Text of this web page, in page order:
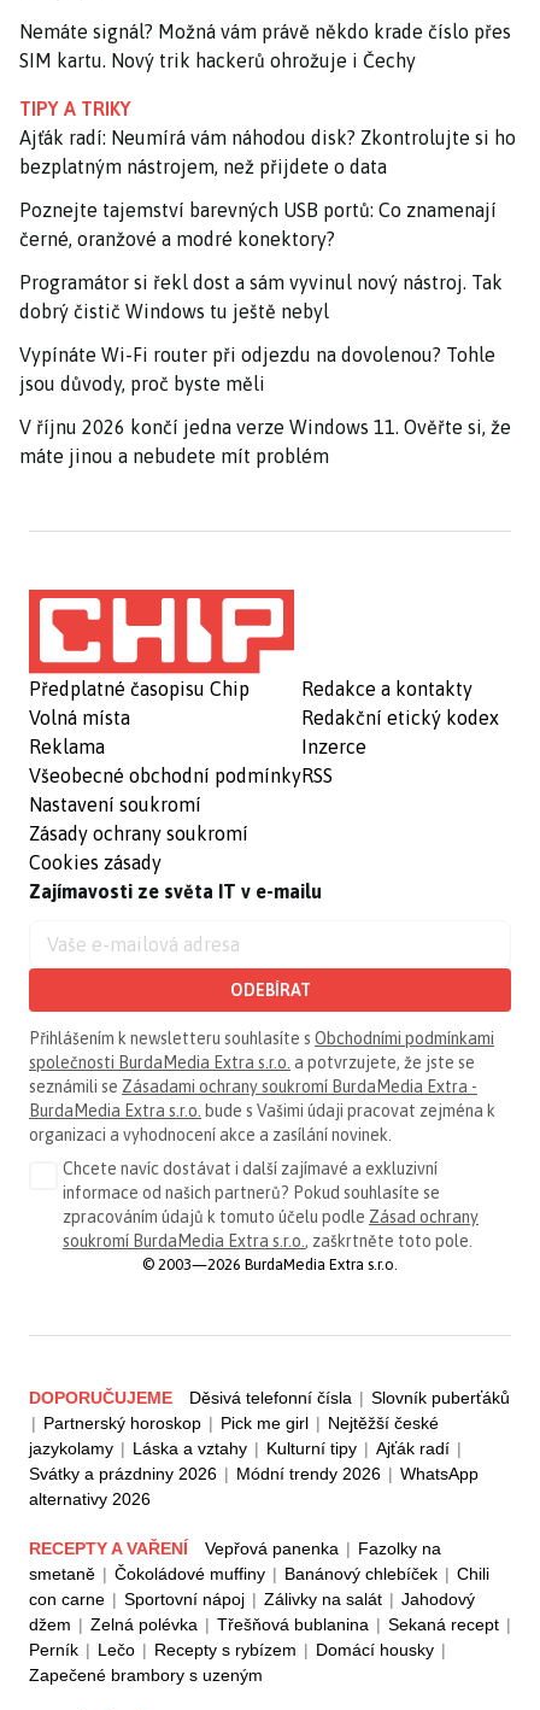
Nemáte signál? Možná vám právě někdo krade číslo přes
SIM kartu. Nový trik hackerů ohrožuje i Čechy
TIPY A TRIKY
Ajťák radí: Neumírá vám náhodou disk? Zkontrolujte si ho
bezplatným nástrojem, než přijdete o data
Poznejte tajemství barevných USB portů: Co znamenají
černé, oranžové a modré konektory?
Programátor si řekl dost a sám vyvinul nový nástroj. Tak
dobrý čistič Windows tu ještě nebyl
Vypínáte Wi-Fi router při odjezdu na dovolenou? Tohle
jsou důvody, proč byste měli
V říjnu 2026 končí jedna verze Windows 11. Ověřte si, že
máte jinou a nebudete mít problém
Předplatné časopisu Chip
Volná místa
Reklama
Všeobecné obchodní podmínky
Nastavení soukromí
Zásady ochrany soukromí
Cookies zásady
Redakce a kontakty
Redakční etický kodex
Inzerce
RSS
Zajímavosti ze světa IT v e-mailu
ODEBÍRAT
Přihlášením k newsletteru souhlasíte s Obchodními podmínkami
společnosti BurdaMedia Extra s.r.o. a potvrzujete, že jste se
seznámili se Zásadami ochrany soukromí BurdaMedia Extra -
BurdaMedia Extra s.r.o. bude s Vašimi údaji pracovat zejména k
organizaci a vyhodnocení akce a zasílání novinek.
Chcete navíc dostávat i další zajímavé a exkluzivní
informace od našich partnerů? Pokud souhlasíte se
zpracováním údajů k tomuto účelu podle Zásad ochrany
soukromí BurdaMedia Extra s.r.o. , zaškrtněte toto pole.
© 2003—2026 BurdaMedia Extra s.r.o.
DOPORUČUJEME Děsivá telefonní čísla | Slovník puberťáků
| Partnerský horoskop | Pick me girl | Nejtěžší české
jazykolamy | Láska a vztahy | Kulturní tipy | Ajťák radí |
Svátky a prázdniny 2026 | Módní trendy 2026 | WhatsApp
alternativy 2026
RECEPTY A VAŘENÍ Vepřová panenka | Fazolky na
smetaně | Čokoládové muffiny | Banánový chlebíček | Chili
con carne | Sportovní nápoj | Zálivky na salát | Jahodový
džem | Zelná polévka | Třešňová bublanina | Sekaná recept |
Perník | Lečo | Recepty s rybízem | Domácí housky |
Zapečené brambory s uzeným